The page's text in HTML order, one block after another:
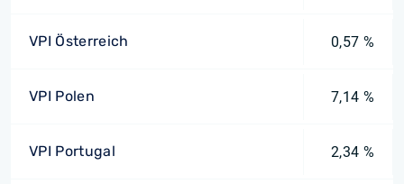
VPI Österreich 0,57 %
VPI Polen 7,14 %
VPI Portugal 2,34 %